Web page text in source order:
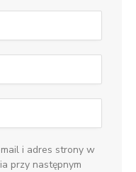
i adres strony w
przy następnym